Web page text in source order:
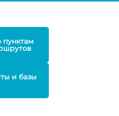
пунктам
и базы